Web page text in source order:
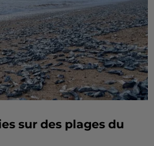
sur des plages du